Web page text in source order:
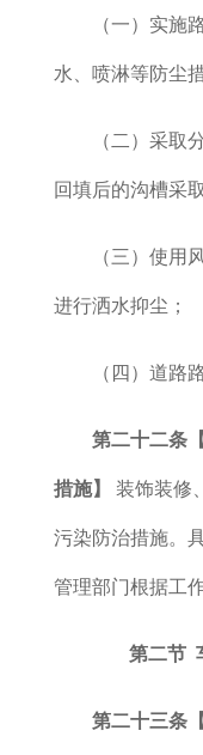
（一）实施
水、喷淋等防尘
（二）采取
回填后的沟槽采
（三）使用
进行洒水抑尘；
（四）道路
第二十二条
措施】 装饰装修
污染防治措施。
管理部门根据工
第二节
第二十三条